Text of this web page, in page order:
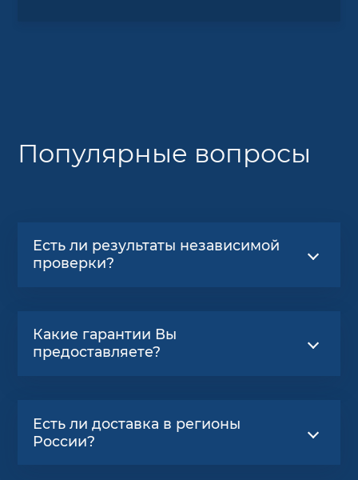
Популярные вопросы
Есть ли результаты независимой
проверки?
Какие гарантии Вы
предоставляете?
Есть ли доставка в регионы
России?